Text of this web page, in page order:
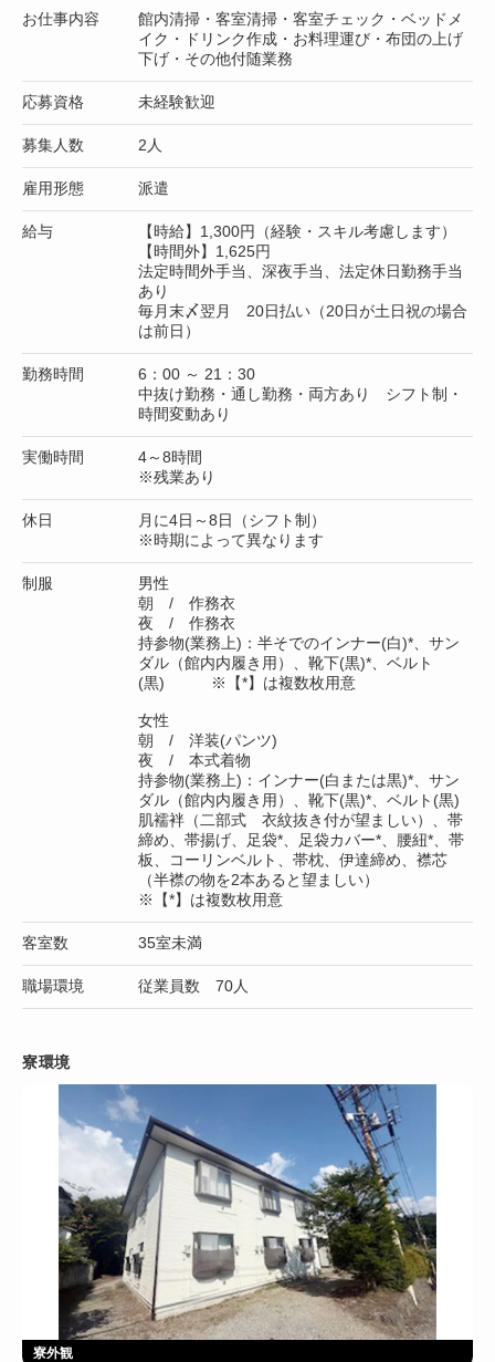
お仕事内容
館内清掃・客室清掃・客室チェック・ベッドメ
イク・ドリンク作成・お料理運び・布団の上げ
下げ・その他付随業務
応募資格 未経験歓迎
募集人数 2人
雇用形態 派遣
給与
【時給】1,300円（経験・スキル考慮します）
【時間外】1,625円
法定時間外手当、深夜手当、法定休日勤務手当
あり
毎月末〆翌月 20日払い（20日が土日祝の場合
は前日）
勤務時間
6：00 ～ 21：30
中抜け勤務・通し勤務・両方あり シフト制・
時間変動あり
実働時間
4～8時間
※残業あり
休日
月に4日～8日（シフト制）
※時期によって異なります
制服
男性
朝 / 作務衣
夜 / 作務衣
持参物(業務上)：半そでのインナー(白)*、サン
ダル（館内内履き用）、靴下(黒)*、ベルト
(黒) ※【*】は複数枚用意
女性
朝 / 洋装(パンツ)
夜 / 本式着物
持参物(業務上)：インナー(白または黒)*、サン
ダル（館内内履き用）、靴下(黒)*、ベルト(黒)
肌襦袢（二部式 衣紋抜き付が望ましい）、帯
締め、帯揚げ、足袋*、足袋カバー*、腰紐*、帯
板、コーリンベルト、帯枕、伊達締め、襟芯
（半襟の物を2本あると望ましい）
※【*】は複数枚用意
客室数 35室未満
職場環境 従業員数 70人
寮環境
寮外観